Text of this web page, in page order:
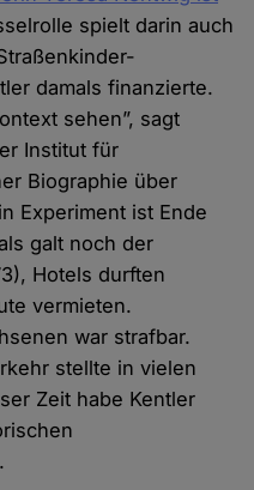
spielt darin auch
damals finanzierte.
sehen”, sagt
Institut für
Biographie über
Experiment ist Ende
galt noch der
Hotels durften
vermieten.
war strafbar.
stellte in vielen
Zeit habe Kentler